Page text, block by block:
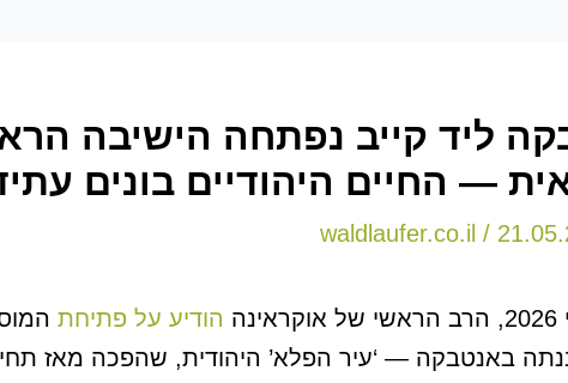
ליד קייב נפתחה הישיבה
— החיים היהודיים בונים
waldlaufer.co.il /
הודיע על פתיחת
באנטבקה — ‘עיר הפלא’ היהודית, שהפכה מאז